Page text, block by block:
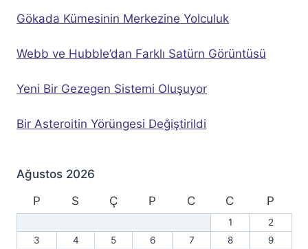
Gökada Kümesinin Merkezine Yolculuk
Webb ve Hubble’dan Farklı Satürn Görüntüsü
Yeni Bir Gezegen Sistemi Oluşuyor
Bir Asteroitin Yörüngesi Değiştirildi
Ağustos 2026
P
S Ç P C C P
1
2
3
4 5 6 7 8
9